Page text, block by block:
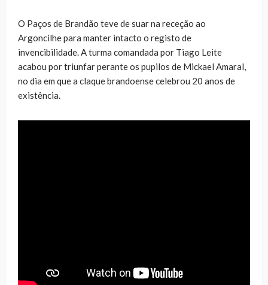
O Paços de Brandão teve de suar na receção ao
Argoncilhe para manter intacto o registo de
invencibilidade. A turma comandada por Tiago Leite
acabou por triunfar perante os pupilos de Mickael Amaral,
no dia em que a claque brandoense celebrou 20 anos de
existência.